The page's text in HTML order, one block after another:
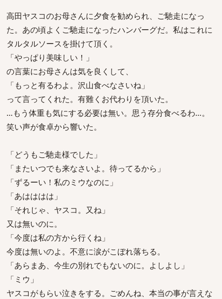
高田ヤスコのお母さんに夕食を勧められ、ご馳走になっ
た。あの頃よくご馳走になったハンバーグだ。私はこれに
タルタルソースを掛けて頂く。
「やっぱり美味しい！」
の言葉にお母さんは気を良くして、
「もっと有るわよ。沢山食べなさいね」
って言ってくれた。有難くお代わりを頂いた。
…もう体重も気にする必要は無い。思う存分食べるわ…。
笑い声が食卓から響いた。
「どうもご馳走様でした」
「またいつでも来なさいよ。待ってるから」
「ずるーい！私のミウなのに」
「あはははは」
「それじゃ、ヤスコ。又ね」
又は無いのに。
「今度は私の方から行くね」
今度は無いのよ。不意に涙がこぼれ落ちる。
「あらまあ、今生の別れでもないのに。よしよし」
「ミウ」
ヤスコがもらい泣きをする。ごめんね、本当の事が言えな